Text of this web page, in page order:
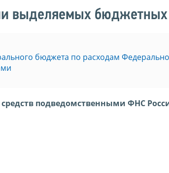
выделяемых бюджетных
бюджета по расходам
подведомственными ФНС